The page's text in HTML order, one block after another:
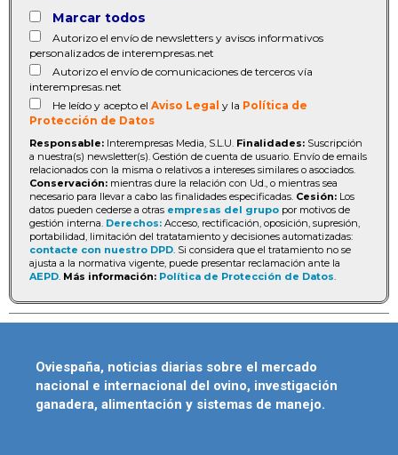
Marcar todos
Autorizo el envío de newsletters y avisos informativos
personalizados de interempresas.net
Autorizo el envío de comunicaciones de terceros vía
interempresas.net
He leído y acepto el Aviso Legal y la Política de
Protección de Datos
Responsable: Interempresas Media, S.L.U. Finalidades: Suscripción
a nuestra(s) newsletter(s). Gestión de cuenta de usuario. Envío de emails
relacionados con la misma o relativos a intereses similares o asociados.
Conservación: mientras dure la relación con Ud., o mientras sea
necesario para llevar a cabo las finalidades especificadas. Cesión: Los
datos pueden cederse a otras empresas del grupo por motivos de
gestión interna. Derechos: Acceso, rectificación, oposición, supresión,
portabilidad, limitación del tratatamiento y decisiones automatizadas:
contacte con nuestro DPD. Si considera que el tratamiento no se
ajusta a la normativa vigente, puede presentar reclamación ante la
AEPD. Más información: Política de Protección de Datos.
Oviespaña, noticias diarias sobre el mercado
nacional e internacional del ovino, investigación
ganadera, alimentación y sistemas de manejo.